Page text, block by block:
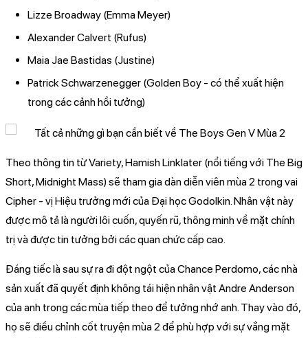
Lizze Broadway (Emma Meyer)
Alexander Calvert (Rufus)
Maia Jae Bastidas (Justine)
Patrick Schwarzenegger (Golden Boy - có thể xuất hiện
trong các cảnh hồi tưởng)
Theo thông tin từ Variety, Hamish Linklater (nổi tiếng với The Big
Short, Midnight Mass) sẽ tham gia dàn diễn viên mùa 2 trong vai
Cipher - vị Hiệu trưởng mới của Đại học Godolkin. Nhân vật này
được mô tả là người lôi cuốn, quyến rũ, thông minh về mặt chính
trị và được tin tưởng bởi các quan chức cấp cao.
Đáng tiếc là sau sự ra đi đột ngột của Chance Perdomo, các nhà
sản xuất đã quyết định không tái hiện nhân vật Andre Anderson
của anh trong các mùa tiếp theo để tưởng nhớ anh. Thay vào đó,
họ sẽ điều chỉnh cốt truyện mùa 2 để phù hợp với sự vắng mặt